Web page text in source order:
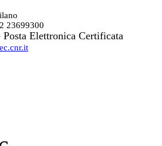
23699300
Posta Elettronica Certificata